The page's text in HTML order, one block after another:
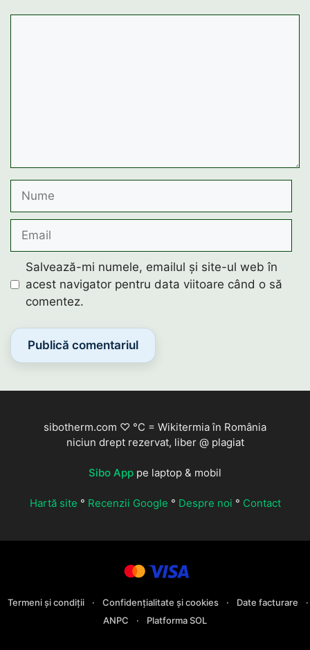
Salvează-mi numele, emailul și site-ul web în
acest navigator pentru data viitoare când o să
comentez.
sibotherm.com ♡ °C = Wikitermia în România
niciun drept rezervat, liber @ plagiat
Sibo App pe laptop & mobil
Hartă site ° Recenzii Google ° Despre noi ° Contact
Termeni și condiții · Confidențialitate și cookies · Date facturare
·
ANPC
· Platforma SOL